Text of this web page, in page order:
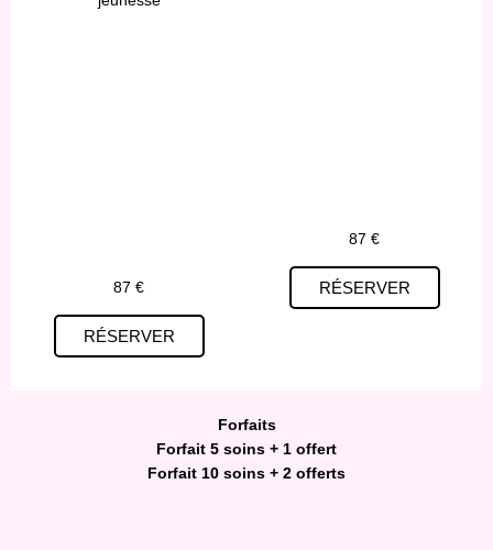
87 €
RÉSERVER
87 €
RÉSERVER
Forfaits
Forfait 5 soins + 1 offert
Forfait 10 soins + 2 offerts